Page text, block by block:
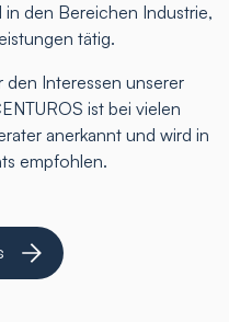
den Bereichen Industrie,
tätig.
Interessen unserer
ist bei vielen
anerkannt und wird in
empfohlen.